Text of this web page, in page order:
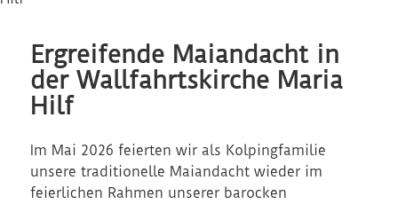
Ergreifende Maiandacht in
der Wallfahrtskirche Maria
Hilf
Im Mai 2026 feierten wir als Kolpingfamilie
unsere traditionelle Maiandacht wieder im
feierlichen Rahmen unserer barocken